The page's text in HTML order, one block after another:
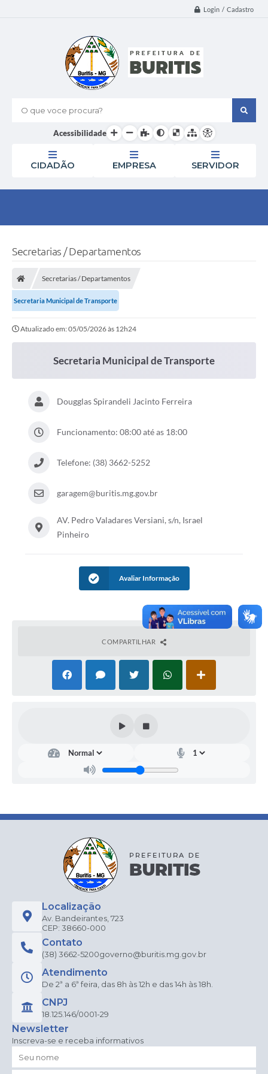
Login / Cadastro
O que voce procura?
Acessibilidade
CIDADÃO EMPRESA SERVIDOR
Secretarias / Departamentos
Secretarias / Departamentos
Secretaria Municipal de Transporte
Atualizado em: 05/05/2026 às 12h24
Secretaria Municipal de Transporte
Dougglas Spirandeli Jacinto Ferreira
Funcionamento: 08:00 até as 18:00
Telefone: (38) 3662-5252
garagem@buritis.mg.gov.br
AV. Pedro Valadares Versiani, s/n, Israel
Pinheiro
Avaliar Informação
COMPARTILHAR
Localização
Av. Bandeirantes, 723
CEP: 38660-000
Contato
(38) 3662-5200governo@buritis.mg.gov.br
Atendimento
De 2ª a 6ª feira, das 8h às 12h e das 14h às 18h.
CNPJ
18.125.146/0001-29
Newsletter
Inscreva-se e receba informativos